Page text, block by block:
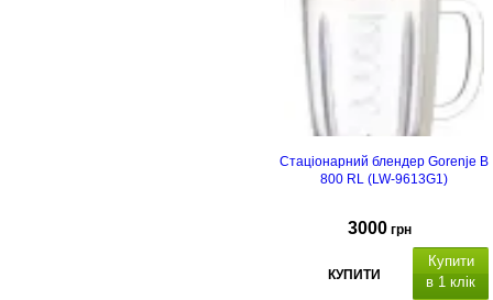
Стаціонарний блендер Gorenje B
800 RL (LW-9613G1)
3000 грн
КУПИТИ
Купити
в 1 клік